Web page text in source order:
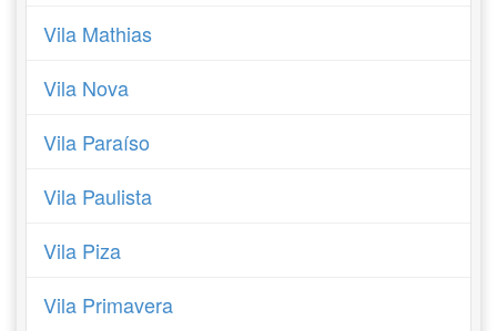
Vila Mathias
Vila Nova
Vila Paraíso
Vila Paulista
Vila Piza
Vila Primavera